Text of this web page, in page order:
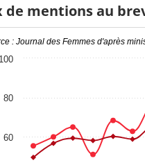
de mentions au
: Journal des Femmes d'après
60
80
100